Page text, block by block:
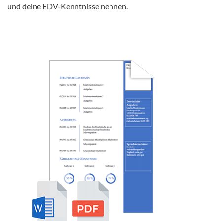
und deine EDV-Kenntnisse nennen.